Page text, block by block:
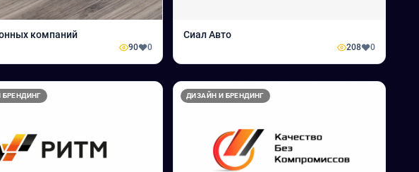
компаний
90 0
Сиал Авто
208 0
БРЕНДИНГ ДИЗАЙН И БРЕНДИНГ